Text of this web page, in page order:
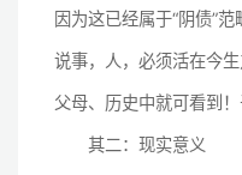
因为这已经属于“阴债”
说事，人，必须活在今
父母、历史中就可看到
其二：现实意义